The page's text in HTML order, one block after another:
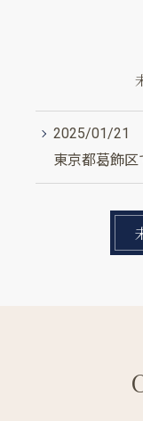
2025/01/21
東京都葛飾区